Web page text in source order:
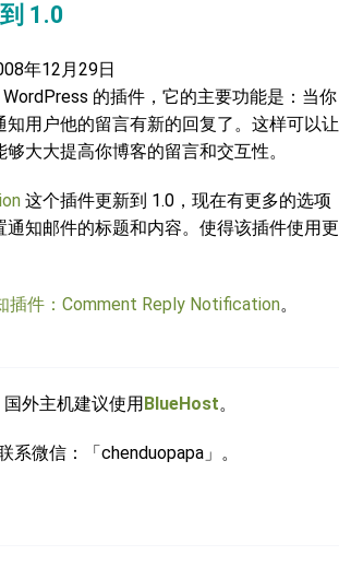
1.0
年12月29日
的插件，它的主要功能是：当你
用户他的留言有新的回复了。这样可以让
大大提高你博客的留言和交互性。
这个插件更新到 1.0，现在有更多的选项
知邮件的标题和内容。使得该插件使用更
插件：Comment Reply Notification。
国外主机建议使用BlueHost。
系微信：「chenduopapa」。